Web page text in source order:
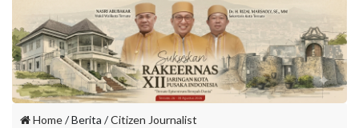
Home/ Berita /Citizen Journalist